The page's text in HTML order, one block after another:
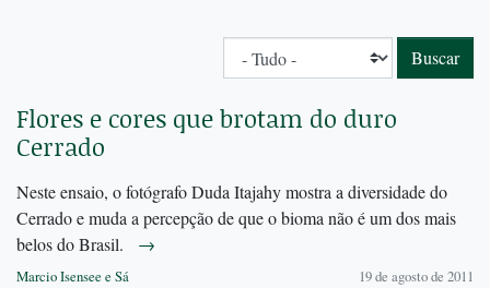
Flores e cores que brotam do duro
Cerrado
Neste ensaio, o fotógrafo Duda Itajahy mostra a diversidade do
Cerrado e muda a percepção de que o bioma não é um dos mais
belos do Brasil. →
Marcio Isensee e Sá 19 de agosto de 2011